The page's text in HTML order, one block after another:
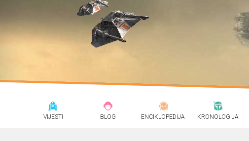
VIJESTI BLOG ENCIKLOPEDIJA KRONOLOGIJA